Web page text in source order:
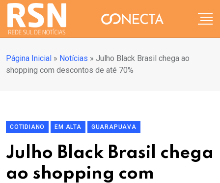
Página Inicial » Notícias » Julho Black Brasil chega ao
shopping com descontos de até 70%
COTIDIANO EM ALTA GUARAPUAVA
Julho Black Brasil chega
ao shopping com